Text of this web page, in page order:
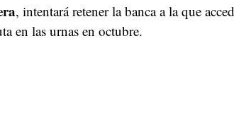
, intentará retener la banca a la que
en las urnas en octubre.